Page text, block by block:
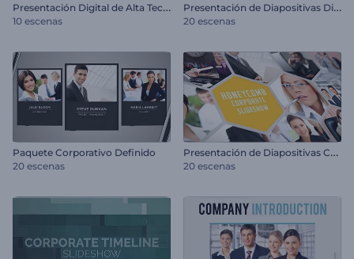
P
resentación Digital de Alta Tecnología
10 escenas
P
resentación de Diapositivas Digital Corporativa
20 escenas
Paquete Corporativo Definido
20 escenas
P
resentación de Diapositivas Corporativa - Panal
20 escenas